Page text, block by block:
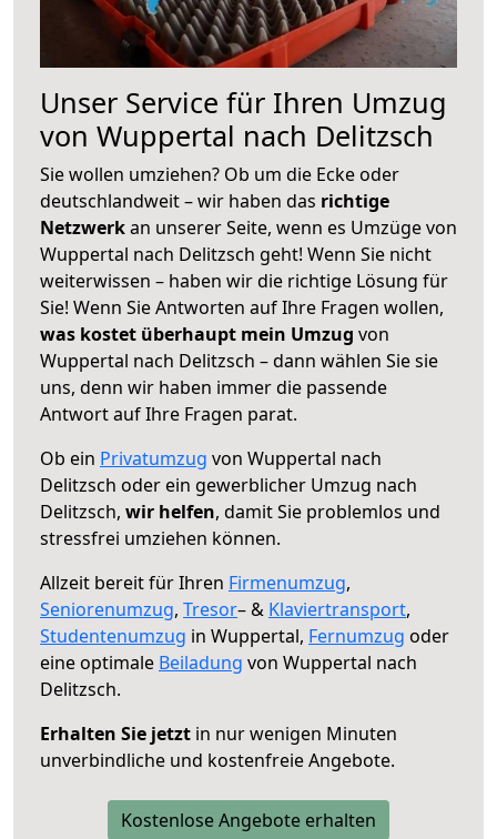
Unser Service für Ihren Umzug
von Wuppertal nach Delitzsch
Sie wollen umziehen? Ob um die Ecke oder
deutschlandweit – wir haben das richtige
Netzwerkan unserer Seite, wenn es Umzüge von
Wuppertal nach Delitzsch geht! Wenn Sie nicht
weiterwissen – haben wir die richtige Lösung für
Sie! Wenn Sie Antworten auf Ihre Fragen wollen,
was kostet überhaupt mein Umzug von
Wuppertal nach Delitzsch – dann wählen Sie sie
uns, denn wir haben immer die passende
Antwort auf Ihre Fragen parat.
Ob ein Privatumzug von Wuppertal nach
Delitzsch oder ein gewerblicher Umzug nach
Delitzsch, wir helfen, damit Sie problemlos und
stressfrei umziehen können.
Allzeit bereit für Ihren Firmenumzug,
Seniorenumzug, Tresor– & Klaviertransport,
Studentenumzug in Wuppertal, Fernumzug oder
eine optimale Beiladung von Wuppertal nach
Delitzsch.
Erhalten Sie jetzt in nur wenigen Minuten
unverbindliche und kostenfreie Angebote.
Kostenlose Angebote erhalten